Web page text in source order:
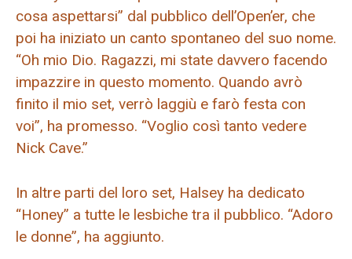
cosa aspettarsi” dal pubblico dell’Open’er, che
poi ha iniziato un canto spontaneo del suo nome.
“Oh mio Dio. Ragazzi, mi state davvero facendo
impazzire in questo momento. Quando avrò
finito il mio set, verrò laggiù e farò festa con
voi”, ha promesso. “Voglio così tanto vedere
Nick Cave.”
In altre parti del loro set, Halsey ha dedicato
“Honey” a tutte le lesbiche tra il pubblico. “Adoro
le donne”, ha aggiunto.